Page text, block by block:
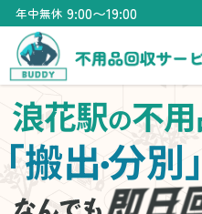
年中無休 9:00〜19:00
浪花駅の不
搬出・分別